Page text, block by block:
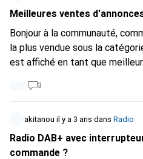
Meilleures ventes
Bonjour à la communauté, comment puis-je afficher la radio
la plus vendue sous la catégorie ? Actuellement, ce
est affiché en tant que
https://www.digitec.ch/de/
dab-internetradio-bluetooth-
cependant : Classement des
Radio 24 sur
https://www.digitec.ch/de/s1/
3
akitanou il y a 3 ans dans Radio
Radio DAB+ avec
commande ?